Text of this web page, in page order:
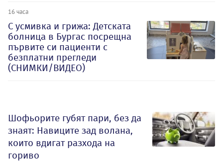
16 часа
С усмивка и грижа: Детската
болница в Бургас посрещна
първите си пациенти с
безплатни прегледи
(СНИМКИ/ВИДЕО)
Шофьорите губят пари, без да
знаят: Навиците зад волана,
които вдигат разхода на
гориво